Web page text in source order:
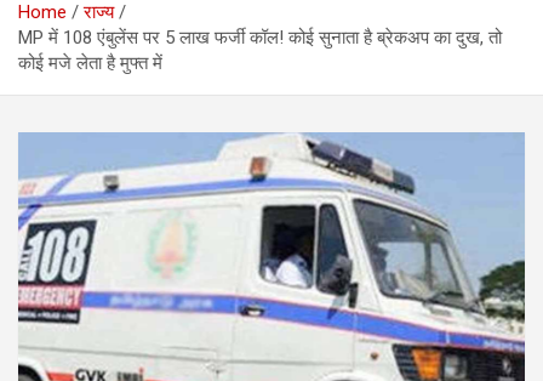
Home
राज्य
MP में 108 एंबुलेंस पर 5 लाख फर्जी कॉल! कोई सुनाता है ब्रेकअप का दुख, तो
कोई मजे लेता है मुफ्त में